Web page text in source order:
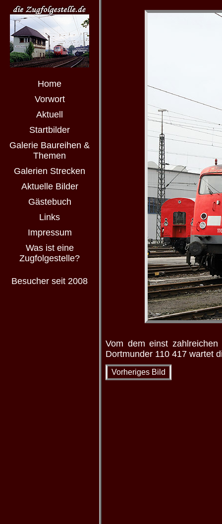
Home
Vorwort
Aktuell
Startbilder
Galerie Baureihen &
Themen
Galerien Strecken
Aktuelle Bilder
Gästebuch
Links
Impressum
Was ist eine
Zugfolgestelle?
Besucher seit 2008
Vom dem einst
Dortmunder 110 417 wartet
Vorheriges Bild